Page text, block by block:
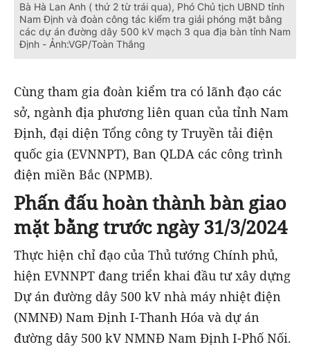
Bà Hà Lan Anh ( thứ 2 từ trái qua), Phó Chủ tịch UBND tỉnh
Nam Định và đoàn công tác kiểm tra giải phóng mặt bằng
các dự án đường dây 500 kV mạch 3 qua địa bàn tỉnh Nam
Định - Ảnh:VGP/Toàn Thắng
Cùng tham gia đoàn kiểm tra có lãnh đạo các
sở, ngành địa phương liên quan của tỉnh Nam
Định, đại diện Tổng công ty Truyền tải điện
quốc gia (EVNNPT), Ban QLDA các công trình
điện miền Bắc (NPMB).
Phấn đấu hoàn thành bàn giao
mặt bằng trước ngày 31/3/2024
Thực hiện chỉ đạo của Thủ tướng Chính phủ,
hiện EVNNPT đang triển khai đầu tư xây dựng
Dự án đường dây 500 kV nhà máy nhiệt điện
(NMNĐ) Nam Định I-Thanh Hóa và dự án
đường dây 500 kV NMNĐ Nam Định I-Phố Nối.